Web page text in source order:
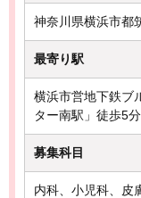
神奈川県横浜市都
最寄り駅
横浜市営地下鉄ブ
ター南駅」徒歩5分
募集科目
内科、小児科、皮